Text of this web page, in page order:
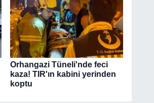
Orhangazi Tüneli'nde feci
kaza! TIR'ın kabini yerinden
koptu